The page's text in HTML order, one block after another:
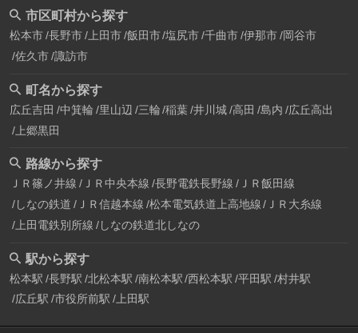
市区町村から探す
松本市 長野市 上田市 飯田市 塩尻市 千曲市 伊那市 岡谷市
佐久市 諏訪市
町名から探す
広丘吉田 中箕輪 里山辺 三輪 稲葉 井川城 高田 島内 広丘高出
上郷黒田
路線から探す
ＪＲ篠ノ井線 ＪＲ中央本線 長野電鉄長野線 ＪＲ飯田線
しなの鉄道 ＪＲ信越本線 松本電気鉄道上高地線
ＪＲ大糸線
上田電鉄別所線 しなの鉄道北しなの
駅から探す
松本駅 長野駅 北松本駅 南松本駅 西松本駅 平田駅 村井駅
広丘駅 市役所前駅 上田駅